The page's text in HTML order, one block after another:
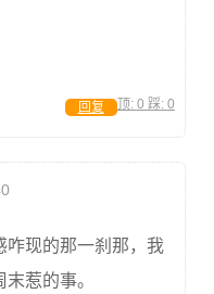
顶: 0 踩: 0
回复
咋现的那一刹那，我
惹的事。